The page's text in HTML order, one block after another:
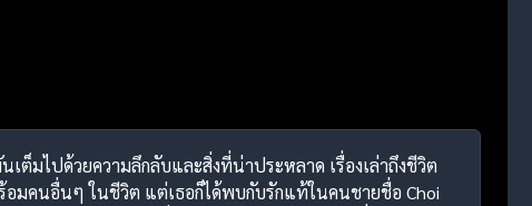
เต็มไปด้วยความลึกลับและสิ่งที่น่าประหลาด เรื่องเล่าถึงชีวิต
อมคนอื่นๆ ในชีวิต แต่เธอก็ได้พบกับรักแท้ในคนชายชื่อ Choi